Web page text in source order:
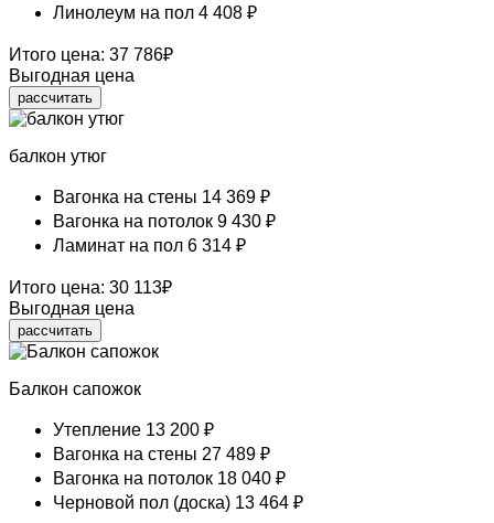
Линолеум на пол 4 408 ₽
Итого цена: 37 786₽
Выгодная цена
рассчитать
балкон утюг
Вагонка на стены 14 369 ₽
Вагонка на потолок 9 430 ₽
Ламинат на пол 6 314 ₽
Итого цена: 30 113₽
Выгодная цена
рассчитать
Балкон сапожок
Утепление 13 200 ₽
Вагонка на стены 27 489 ₽
Вагонка на потолок 18 040 ₽
Черновой пол (доска) 13 464 ₽